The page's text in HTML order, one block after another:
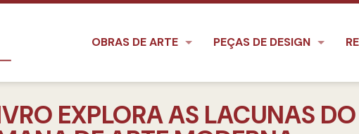
OBRAS DE ARTE PEÇAS DE DESIGN
EXPLORA AS LACUNAS DO